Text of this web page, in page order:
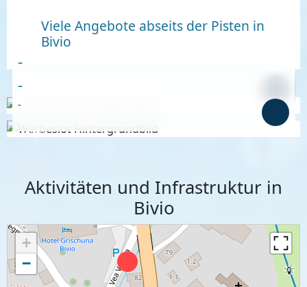
Viele Angebote abseits der Pisten in
Bivio
Anzeige
-
Anzeige
-
-
Aktivitäten und Infrastruktur in
Bivio
+
−